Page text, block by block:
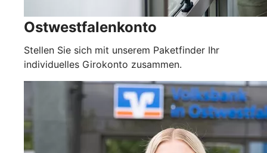
Ostwestfalenkonto
Stellen Sie sich mit unserem Paketfinder Ihr
individuelles Girokonto zusammen.